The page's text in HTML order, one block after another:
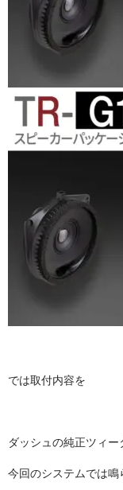
では取付内容を
ダッシュの純正ツィー
今回のシステムでは鳴